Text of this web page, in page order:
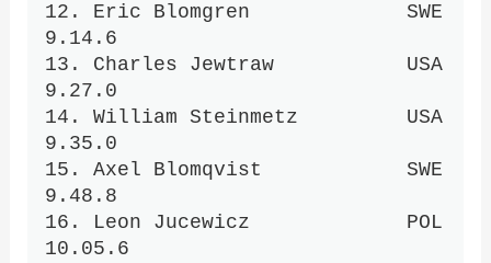
12. Eric Blomgren             SWE
9.14.6
13. Charles Jewtraw           USA
9.27.0
14. William Steinmetz         USA
9.35.0
15. Axel Blomqvist            SWE
9.48.8
16. Leon Jucewicz             POL
10.05.6